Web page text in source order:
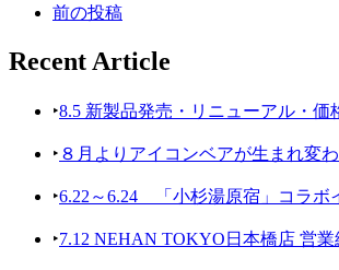
前の投稿
Recent Article
‣8.5 新製品発売・リニューアル・価
‣ ８月よりアイコンベアが生まれ変
‣6.22～6.24 「小杉湯原宿」コラボ
‣7.12 NEHAN TOKYO日本橋店 営